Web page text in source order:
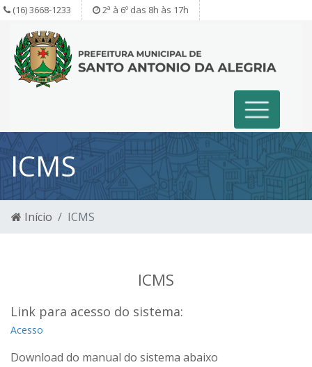
(16) 3668-1233 2ª à 6º das 8h às 17h
ICMS
Início ICMS
ICMS
Link para acesso do sistema:
Acesso
Download do manual do sistema abaixo